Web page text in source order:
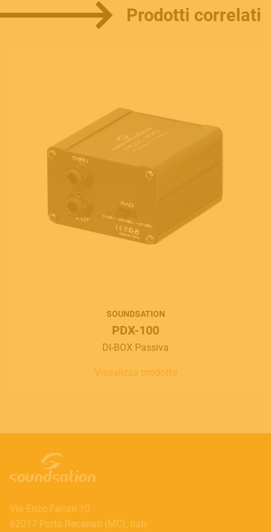
Prodotti correlati
SOUNDSATION
PDX-100
DI-BOX Passiva
Visualizza prodotto
Via Enzo Ferrari 10
62017 Porto Recanati (MC), Italy